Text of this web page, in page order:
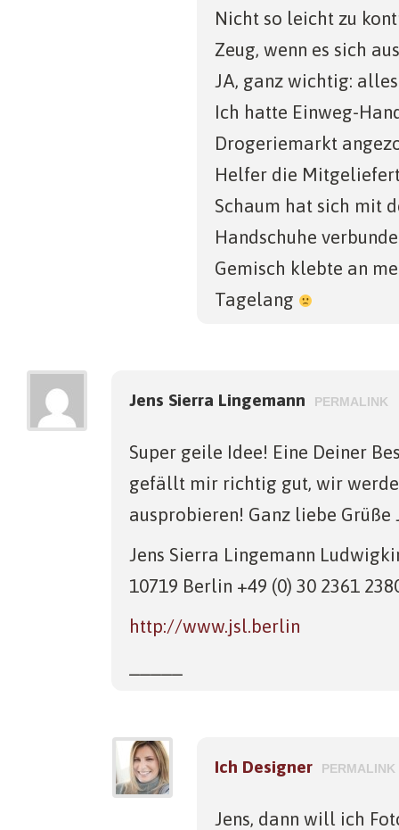
Nicht so leicht zu
Zeug, wenn es sich
JA, ganz wichtig:
Ich hatte Einweg-
Drogeriemarkt
Helfer die
Schaum hat sich mit
Handschuhe
Gemisch klebte an
Tagelang
Jens Sierra Lingemann PERMALINK
Super geile Idee! Eine Deiner
gefällt mir richtig gut, wir
ausprobieren! Ganz liebe Grüße
Jens Sierra Lingemann
10719 Berlin +49 (0) 30 2361
http://www.jsl.berlin
Ich Designer PERMALINK
Jens, dann will ich